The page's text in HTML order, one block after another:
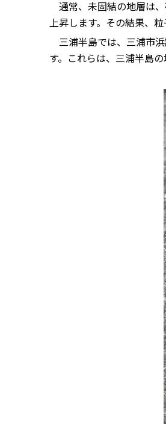
通常、未固結の地層は、
上昇します。その結果、
三浦半島では、三浦市浜
す。これらは、三浦半島